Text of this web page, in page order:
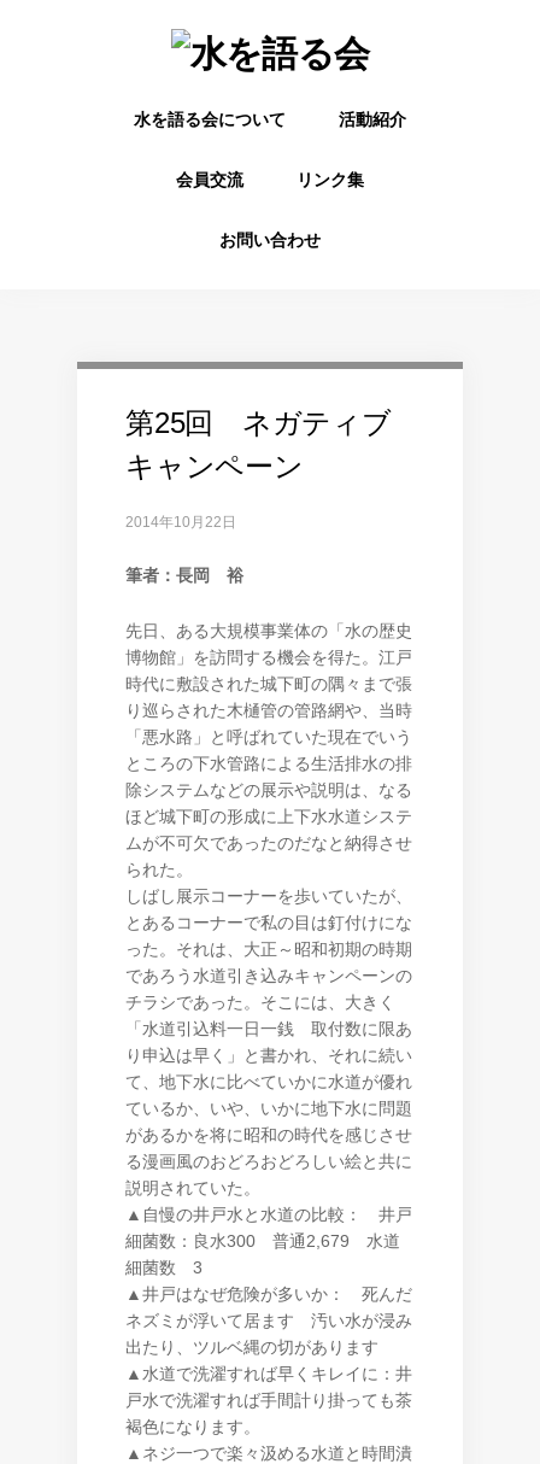
水を語る会について 活動紹介
会員交流 リンク集
お問い合わせ
第25回 ネガティブ
キャンペーン
2014年10月22日
筆者：長岡 裕
先日、ある大規模事業体の「水の歴史
博物館」を訪問する機会を得た。江戸
時代に敷設された城下町の隅々まで張
り巡らされた木樋管の管路網や、当時
「悪水路」と呼ばれていた現在でいう
ところの下水管路による生活排水の排
除システムなどの展示や説明は、なる
ほど城下町の形成に上下水水道システ
ムが不可欠であったのだなと納得させ
られた。
しばし展示コーナーを歩いていたが、
とあるコーナーで私の目は釘付けにな
った。それは、大正～昭和初期の時期
であろう水道引き込みキャンペーンの
チラシであった。そこには、大きく
「水道引込料一日一銭 取付数に限あ
り申込は早く」と書かれ、それに続い
て、地下水に比べていかに水道が優れ
ているか、いや、いかに地下水に問題
があるかを将に昭和の時代を感じさせ
る漫画風のおどろおどろしい絵と共に
説明されていた。
▲自慢の井戸水と水道の比較： 井戸
細菌数：良水300 普通2,679 水道
細菌数 3
▲井戸はなぜ危険が多いか： 死んだ
ネズミが浮いて居ます 汚い水が浸み
出たり、ツルベ縄の切があります
▲水道で洗濯すれば早くキレイに：井
戸水で洗濯すれば手間計り掛っても茶
褐色になります。
▲ネジ一つで楽々汲める水道と時間潰